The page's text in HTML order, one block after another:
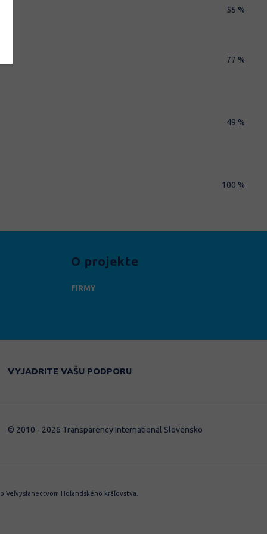
55 %
77 %
49 %
100 %
O projekte
FIRMY
VYJADRITE VAŠU PODPORU
© 2010 - 2026 Transparency International Slovensko
Veľvyslanectvom Holandského kráľovstva.